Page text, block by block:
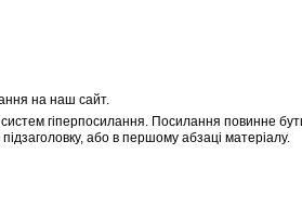
на наш сайт.
гіперпосилання. Посилання повинне
або в першому абзаці матеріалу.